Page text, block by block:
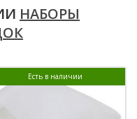
НАБОРЫ
Есть в наличии